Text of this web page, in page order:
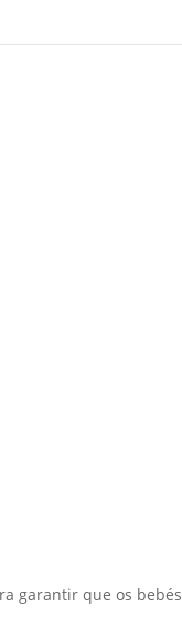
garantir que os bebés